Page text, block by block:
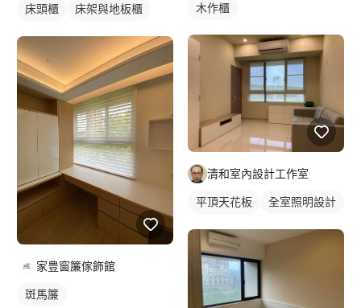
床頭櫃
床架與地板櫃
家豊窗簾傢飾館
斑馬簾
木作櫃
清和室內設計工作室
平頂天花板
全室照明設計